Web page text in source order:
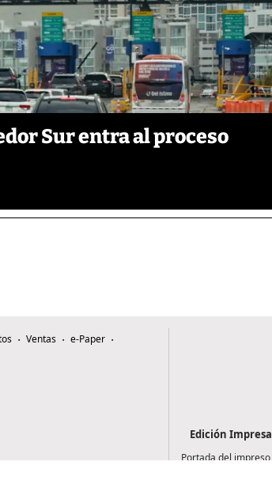
Sur entra al proceso
Ventas
e-Paper
Edición Impresa
Portada del impreso